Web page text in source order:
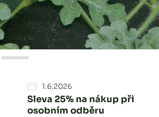
Sleva 25% na nákup při
osobním odběru
1.6.2026